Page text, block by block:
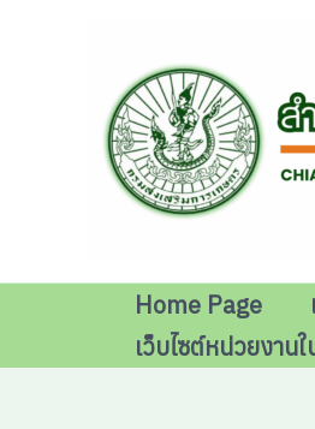
Home Page
เว็บไซต์หน่วยงาน